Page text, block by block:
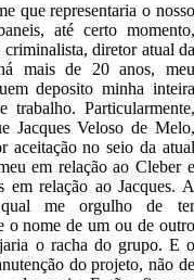
que representaria o nosso
até certo momento,
diretor atual da
mais de 20 anos, meu
deposito minha inteira
trabalho. Particularmente,
Jacques Veloso de Melo,
aceitação no seio da atual
em relação ao Cleber e
em relação ao Jacques. A
me orgulho de ter
o nome de um ou de outro
o racha do grupo. E o
do projeto, não de